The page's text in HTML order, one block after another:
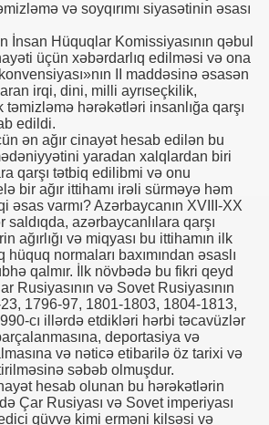
və soyqırımı siyasətinin əsası
İnsan Hüquqlar Komissiyasının qəbul
üçün xəbərdarlıq edilməsi və ona
II maddəsinə əsasən
irqi, dini, milli ayrıseçkilik,
hərəkətləri insanlığa qarşı
edildi.
ən ağır cinayət hesab edilən bu
yaradan xalqlardan biri
qarşı tətbiq edilibmi və onu
bir ağır ittihamı irəli sürməyə həm
əsas varmı? Azərbaycanın XVIII-XX
azərbaycanlılara qarşı
ağırlığı və miqyası bu ittihamın ilk
normaları baxımından əsaslı
qalmır. İlk növbədə bu fikri qeyd
Rusiyasının və Sovet Rusiyasının
1796-97, 1801-1803, 1804-1813,
cı illərdə etdikləri hərbi təcavüzlər
deportasiya və
və nəticə etibarilə öz tarixi və
səbəb olmuşdur.
hesab olunan bu hərəkətlərin
Çar Rusiyası və Sovet imperiyası
qüvvə kimi erməni kilsəsi və